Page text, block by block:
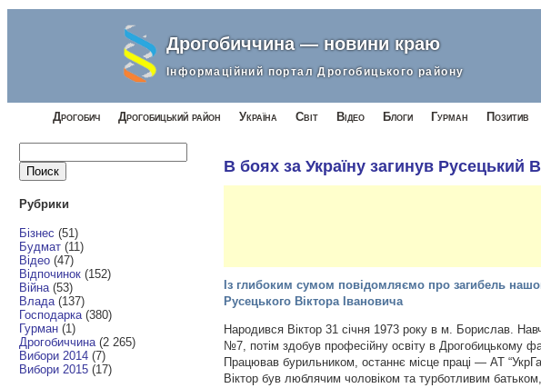
Дрогобиччина — новини краю
Інформаційний портал Дрогобицького району
Дрогобич Дрогобицький район Україна Світ Відео Блоги Гурман Позитив
Рубрики
Бізнес (51)
Будмат (11)
Відео (47)
Відпочинок (152)
Війна (53)
Влада (137)
Господарка (380)
Гурман (1)
Дрогобиччина (2 265)
Вибори 2014 (7)
Вибори 2015 (17)
В боях за Україну загинув Русецький
Із глибоким сумом повідомляємо про загибель
Русецького Віктора Івановича
Народився Віктор 31 січня 1973 року в м. Борислав.
№7, потім здобув професійну освіту в Дрогобицькому
Працював бурильником, останнє місце праці — АТ
Віктор був люблячим чоловіком та турботливим